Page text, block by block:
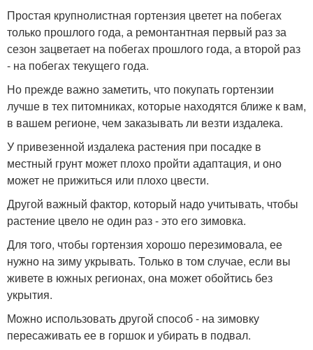
Простая крупнолистная гортензия цветет на побегах
только прошлого года, а ремонтантная первый раз за
сезон зацветает на побегах прошлого года, а второй раз
- на побегах текущего года.
Но прежде важно заметить, что покупать гортензии
лучше в тех питомниках, которые находятся ближе к вам,
в вашем регионе, чем заказывать ли везти издалека.
У привезенной издалека растения при посадке в
местный грунт может плохо пройти адаптация, и оно
может не прижиться или плохо цвести.
Другой важный фактор, который надо учитывать, чтобы
растение цвело не один раз - это его зимовка.
Для того, чтобы гортензия хорошо перезимовала, ее
нужно на зиму укрывать. Только в том случае, если вы
живете в южных регионах, она может обойтись без
укрытия.
Можно использовать другой способ - на зимовку
пересаживать ее в горшок и убирать в подвал.